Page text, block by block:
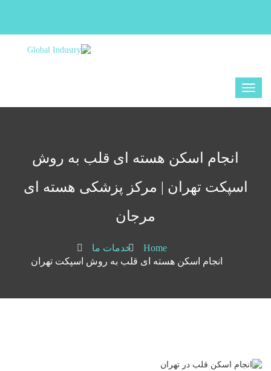
انجام اسکن هسته ای قلب به روش
اسپکت تهران | مرکز پزشکی هسته ای
مرجان
Home
خدمات ما
انجام اسکن هسته ای قلب به روش اسپکت تهران